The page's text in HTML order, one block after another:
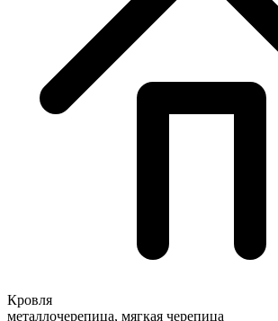
Кровля
металлочерепица, мягкая черепица